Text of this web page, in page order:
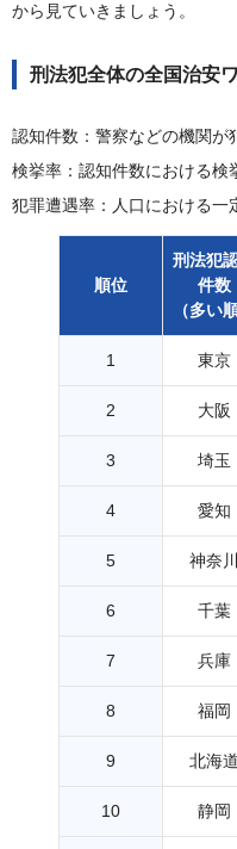
から見ていきましょう。
刑法犯全体の全国治安
認知件数：警察などの機関が
検挙率：認知件数における検
犯罪遭遇率：人口における一
順位
刑法犯
件数
（多い順
1 東京
2 大阪
3 埼玉
4 愛知
5 神奈川
6 千葉
7 兵庫
8 福岡
9 北海道
10 静岡